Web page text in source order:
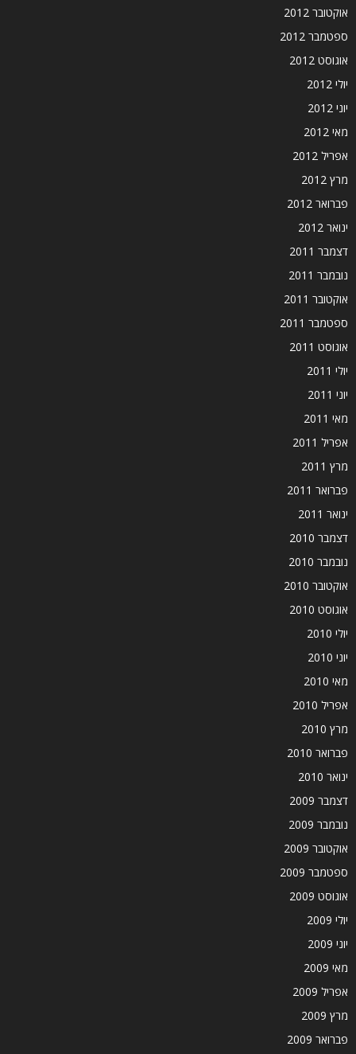
אוקטובר 2012
ספטמבר 2012
אוגוסט 2012
יולי 2012
יוני 2012
מאי 2012
אפריל 2012
מרץ 2012
פברואר 2012
ינואר 2012
דצמבר 2011
נובמבר 2011
אוקטובר 2011
ספטמבר 2011
אוגוסט 2011
יולי 2011
יוני 2011
מאי 2011
אפריל 2011
מרץ 2011
פברואר 2011
ינואר 2011
דצמבר 2010
נובמבר 2010
אוקטובר 2010
אוגוסט 2010
יולי 2010
יוני 2010
מאי 2010
אפריל 2010
מרץ 2010
פברואר 2010
ינואר 2010
דצמבר 2009
נובמבר 2009
אוקטובר 2009
ספטמבר 2009
אוגוסט 2009
יולי 2009
יוני 2009
מאי 2009
אפריל 2009
מרץ 2009
פברואר 2009